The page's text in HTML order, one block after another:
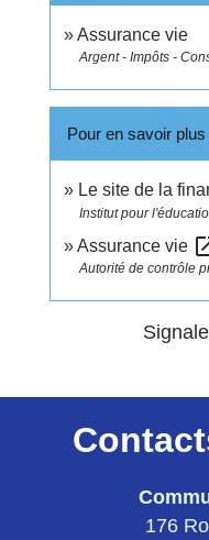
Assurance vie
Argent - Impôts -
Pour en savoir plus
Le site de la
Institut pour
Assurance vie
Autorité de contrôle
176